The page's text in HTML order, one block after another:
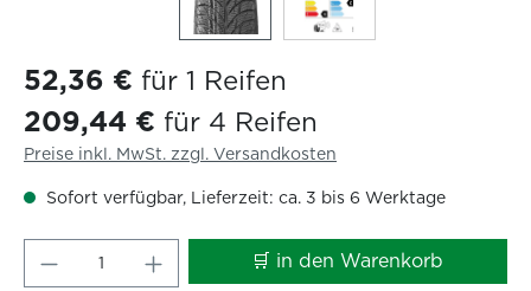
52,36 € für 1 Reifen
209,44 € für 4 Reifen
Preise inkl. MwSt. zzgl. Versandkosten
Sofort verfügbar, Lieferzeit: ca. 3 bis 6 Werktage
Produkt Anzahl: Gib den🛒 in den Warenkorb